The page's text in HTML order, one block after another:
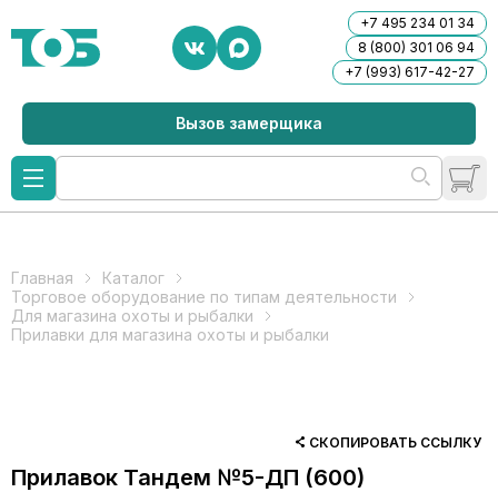
+7 495 234 01 34
8 (800) 301 06 94
+7 (993) 617-42-27
Вызов замерщика
Главная
Каталог
Торговое оборудование по типам деятельности
Для магазина охоты и рыбалки
Прилавки для магазина охоты и рыбалки
СКОПИРОВАТЬ ССЫЛКУ
Прилавок Тандем №5-ДП (600)